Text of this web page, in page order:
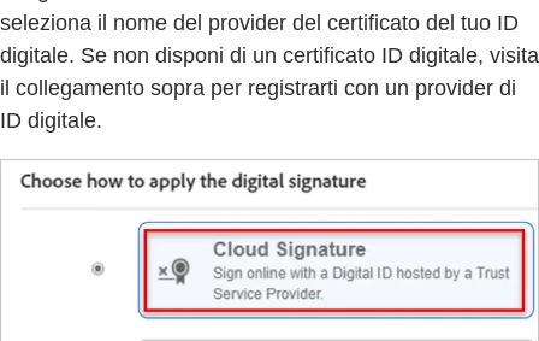
seleziona il nome del provider del certificato del tuo ID
digitale. Se non disponi di un certificato ID digitale, visita
il collegamento sopra per registrarti con un provider di
ID digitale.